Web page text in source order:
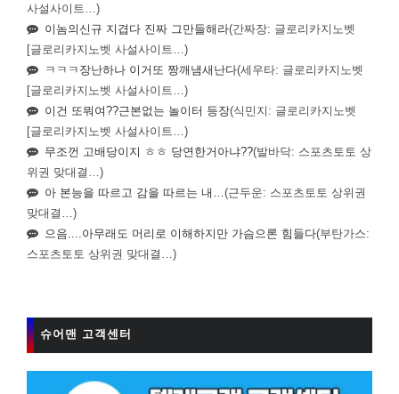
사설사이트…)
이놈의신규 지겹다 진짜 그만들해라(간짜장: 글로리카지노벳
[글로리카지노벳 사설사이트…)
ㅋㅋㅋ장난하나 이거또 짱깨냄새난다(세우타: 글로리카지노벳
[글로리카지노벳 사설사이트…)
이건 또뭐여??근본없는 놀이터 등장(식민지: 글로리카지노벳
[글로리카지노벳 사설사이트…)
무조껀 고배당이지 ㅎㅎ 당연한거아냐??(발바닥: 스포츠토토 상
위권 맞대결…)
아 본능을 따르고 감을 따르는 내… (근두운: 스포츠토토 상위권
맞대결…)
으음....아무래도 머리로 이해하지만 가슴으론 힘들다(부탄가스:
스포츠토토 상위권 맞대결…)
슈어맨 고객센터